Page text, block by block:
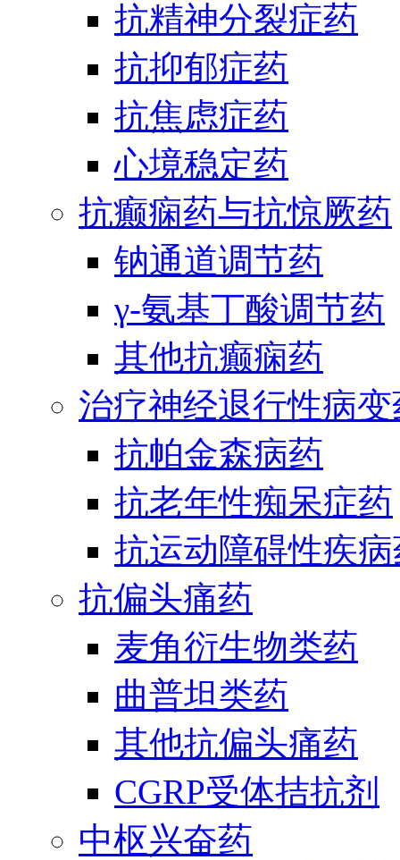
抗精神分裂症药
抗抑郁症药
抗焦虑症药
心境稳定药
抗癫痫药与抗惊厥药
钠通道调节药
γ-氨基丁酸调节药
其他抗癫痫药
治疗神经退行性病
抗帕金森病药
抗老年性痴呆症药
抗运动障碍性疾
抗偏头痛药
麦角衍生物类药
曲普坦类药
其他抗偏头痛药
CGRP受体拮抗剂
中枢兴奋药